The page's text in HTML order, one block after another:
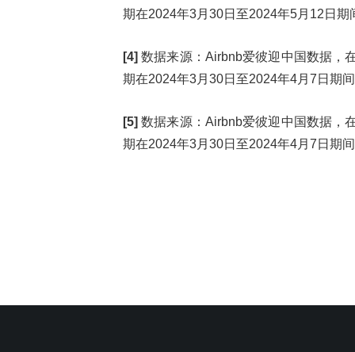
期在2024年3月30日至2024年5月12日
[4] 数据来源：Airbnb爱彼迎中国数据，
期在2024年3月30日至2024年4月7日期
[5] 数据来源：Airbnb爱彼迎中国数据，
期在2024年3月30日至2024年4月7日期